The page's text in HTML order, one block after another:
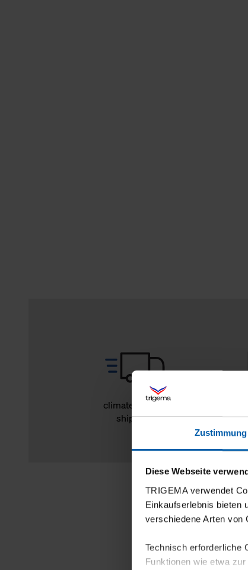
Zustimmung
Diese Webseite
TRIGEMA verwendet
Einkaufserlebnis bieten
verschiedene Arten von
Technisch erforderliche
Funktionen wie etwa
climate-neutral
shipping